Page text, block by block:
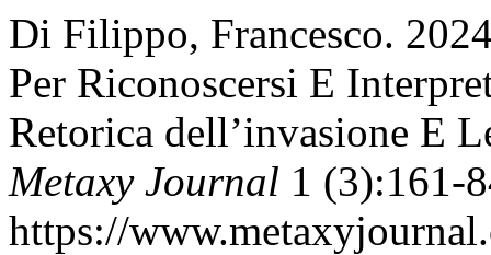
Di Filippo, Francesco.
Per Riconoscersi E
Retorica dell’invasione E
Metaxy Journal 1 (3):161-
https://